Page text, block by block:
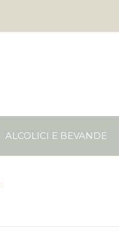
ALCOLICI E BEVANDE